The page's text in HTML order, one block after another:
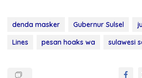
denda masker Gubernur Sulsel
Lines
pesan hoaks wa sulawesi